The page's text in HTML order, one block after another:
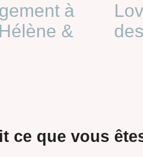
à
&
ce que vous